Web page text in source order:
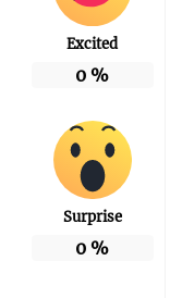
Excited
0 %
Surprise
0 %